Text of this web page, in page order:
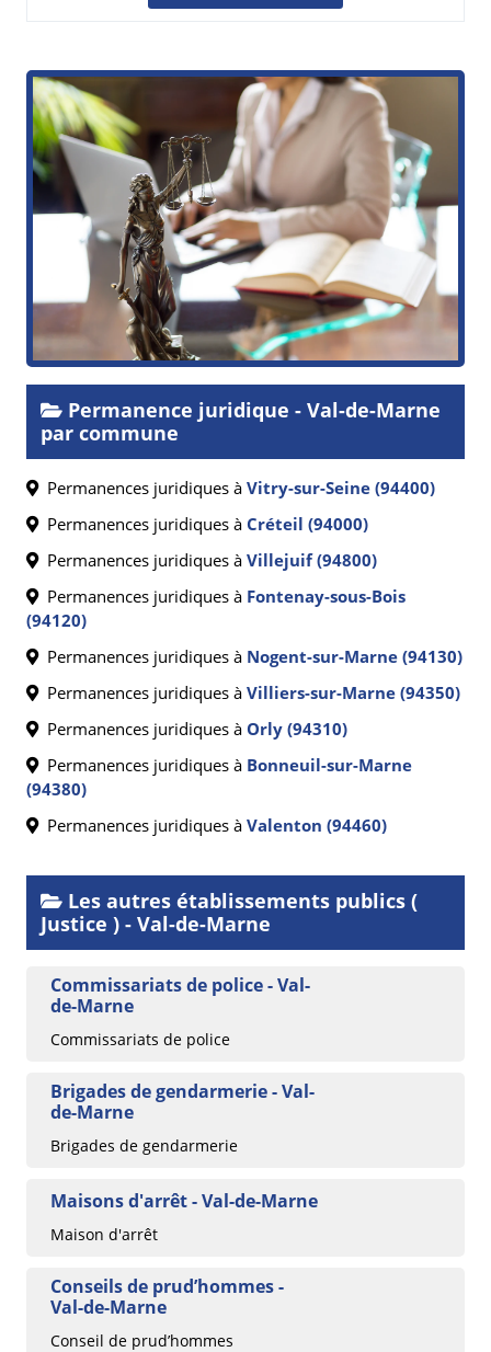
Permanence juridique - Val-de-Marne
par commune
Permanences juridiques à Vitry-sur-Seine (94400)
Permanences juridiques à Créteil (94000)
Permanences juridiques à Villejuif (94800)
Permanences juridiques à Fontenay-sous-Bois
(94120)
Permanences juridiques à Nogent-sur-Marne (94130)
Permanences juridiques à Villiers-sur-Marne (94350)
Permanences juridiques à Orly (94310)
Permanences juridiques à Bonneuil-sur-Marne
(94380)
Permanences juridiques à Valenton (94460)
Les autres établissements publics (
Justice ) - Val-de-Marne
Commissariats de police - Val-
de-Marne
Commissariats de police
Brigades de gendarmerie - Val-
de-Marne
Brigades de gendarmerie
Maisons d'arrêt - Val-de-Marne
Maison d'arrêt
Conseils de prud’hommes -
Val-de-Marne
Conseil de prud’hommes